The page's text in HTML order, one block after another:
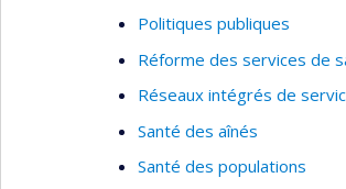
Politiques publiques
Réforme des services de
Réseaux intégrés de
Santé des aînés
Santé des populations